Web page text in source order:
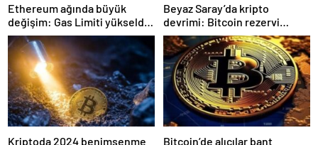
Ethereum ağında büyük
değişim: Gas Limiti yükseldi,
işlem ücretleri düşebilir mi?
Beyaz Saray’da kripto
devrimi: Bitcoin rezervi
gerçek olabilir mi?
Kriptoda 2024 benimsenme
Bitcoin’de alıcılar bant